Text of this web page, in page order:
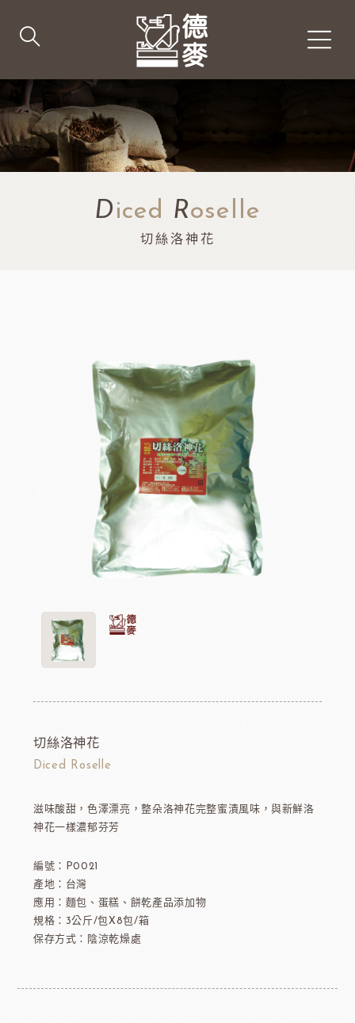
Diced Roselle
切絲洛神花
切絲洛神花
Diced Roselle
滋味酸甜，色澤漂亮，整朵洛神花完整蜜漬風味，與新鮮洛
神花一樣濃郁芬芳
編號：P0021
產地：台灣
應用：麵包、蛋糕、餅乾產品添加物
規格：3公斤/包X8包/箱
保存方式：陰涼乾燥處